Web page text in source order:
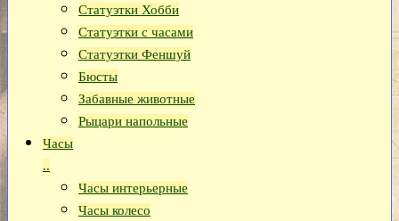
Статуэтки Хобби
Статуэтки с часами
Статуэтки Феншуй
Бюсты
Забавные животные
Рыцари напольные
Часы
..
Часы интерьерные
Часы колесо